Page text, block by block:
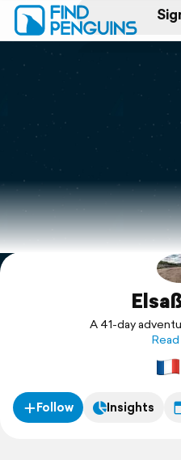
Print a book
Flyover video
Explore
A 41-day
Follow Insights